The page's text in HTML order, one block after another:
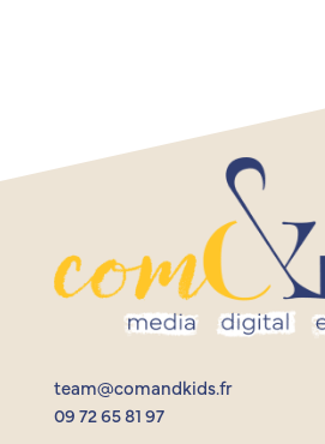
team@comandkids.fr
09 72 65 81 97